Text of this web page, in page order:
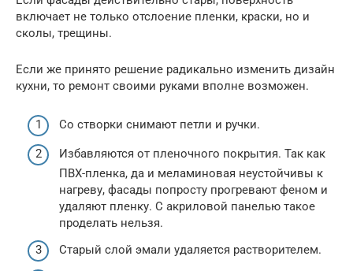
включает не только отслоение пленки, краски, но и
сколы, трещины.
Если же принято решение радикально изменить дизайн
кухни, то ремонт своими руками вполне возможен.
Со створки снимают петли и ручки.
Избавляются от пленочного покрытия. Так как
ПВХ-пленка, да и меламиновая неустойчивы к
нагреву, фасады попросту прогревают феном и
удаляют пленку. С акриловой панелью такое
проделать нельзя.
Старый слой эмали удаляется растворителем.